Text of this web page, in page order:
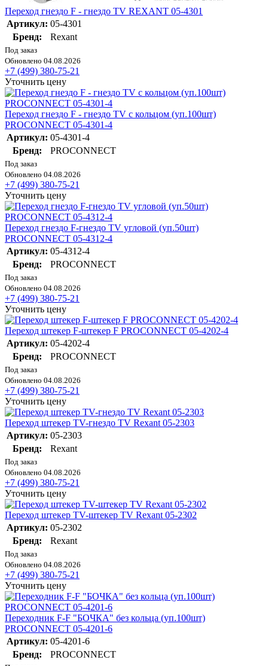
Переход гнездо F - гнездо TV REXANT 05-4301
Артикул: 05-4301
Бренд:
Rexant
Под заказ
Обновлено 04.08.2026
+7 (499) 380-75-21
Уточнить цену
Переход гнездо F - гнездо TV с кольцом (уп.100шт)
PROCONNECT 05-4301-4
Артикул: 05-4301-4
Бренд:
PROCONNECT
Под заказ
Обновлено 04.08.2026
+7 (499) 380-75-21
Уточнить цену
Переход гнездо F-гнездо TV угловой (уп.50шт)
PROCONNECT 05-4312-4
Артикул: 05-4312-4
Бренд:
PROCONNECT
Под заказ
Обновлено 04.08.2026
+7 (499) 380-75-21
Уточнить цену
Переход штекер F-штекер F PROCONNECT 05-4202-4
Артикул: 05-4202-4
Бренд:
PROCONNECT
Под заказ
Обновлено 04.08.2026
+7 (499) 380-75-21
Уточнить цену
Переход штекер TV-гнездо TV Rexant 05-2303
Артикул: 05-2303
Бренд:
Rexant
Под заказ
Обновлено 04.08.2026
+7 (499) 380-75-21
Уточнить цену
Переход штекер TV-штекер TV Rexant 05-2302
Артикул: 05-2302
Бренд:
Rexant
Под заказ
Обновлено 04.08.2026
+7 (499) 380-75-21
Уточнить цену
Переходник F-F "БОЧКА" без кольца (уп.100шт)
PROCONNECT 05-4201-6
Артикул: 05-4201-6
Бренд:
PROCONNECT